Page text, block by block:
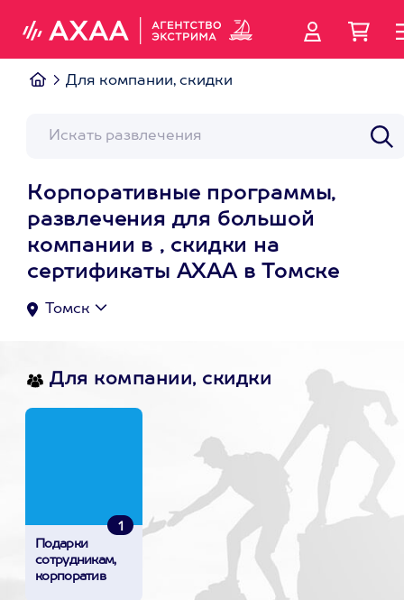
Для компании, скидки
Корпоративные программы,
развлечения для большой
компании в , скидки на
сертификаты АХАА в Томске
Томск
Для компании, скидки
1
Подарки
сотрудникам,
корпоратив